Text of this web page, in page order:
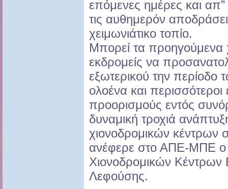
επόμενες ημέρες και
τις αυθημερόν
χειμωνιάτικο τοπίο.
Μπορεί τα προηγούμενα
εκδρομείς να
εξωτερικού την
ολοένα και
προορισμούς εντός
δυναμική τροχιά
χιονοδρομικών
ανέφερε στο ΑΠΕ-ΜΠΕ
Χιονοδρομικών
Λεφούσης.